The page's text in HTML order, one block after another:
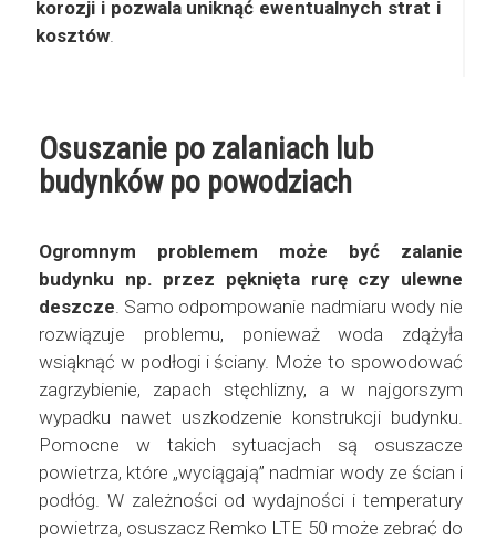
korozji i pozwala uniknąć ewentualnych strat i
kosztów
Osuszanie po zalaniach lub
budynków po powodziach
Ogromnym problemem może być zalanie
budynku np. przez pęknięta rurę czy ulewne
deszcze . Samo odpompowanie nadmiaru wody nie
rozwiązuje problemu, ponieważ woda zdążyła
wsiąknąć w podłogi i ściany. Może to spowodować
zagrzybienie, zapach stęchlizny, a w najgorszym
wypadku nawet uszkodzenie konstrukcji budynku.
Pomocne w takich sytuacjach są osuszacze
powietrza, które „wyciągają” nadmiar wody ze ścian i
podłóg. W zależności od wydajności i temperatury
powietrza, osuszacz Remko LTE 50 może zebrać do